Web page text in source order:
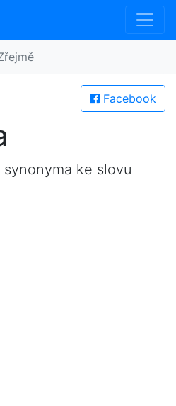
Facebook
ke slovu